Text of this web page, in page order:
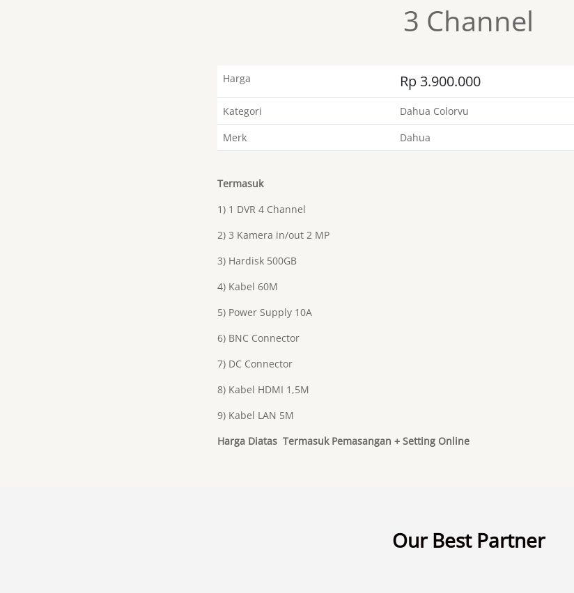
3 Channel
Harga Rp 3.900.000
Kategori
Dahua Colorvu
Merk
Dahua
Termasuk
1) 1 DVR 4 Channel
2) 3 Kamera in/out 2 MP
3) Hardisk 500GB
4) Kabel 60M
5) Power Supply 10A
6) BNC Connector
7) DC Connector
8) Kabel HDMI 1,5M
9) Kabel LAN 5M
Harga Diatas Termasuk Pemasangan + Setting Online
Our Best Partner